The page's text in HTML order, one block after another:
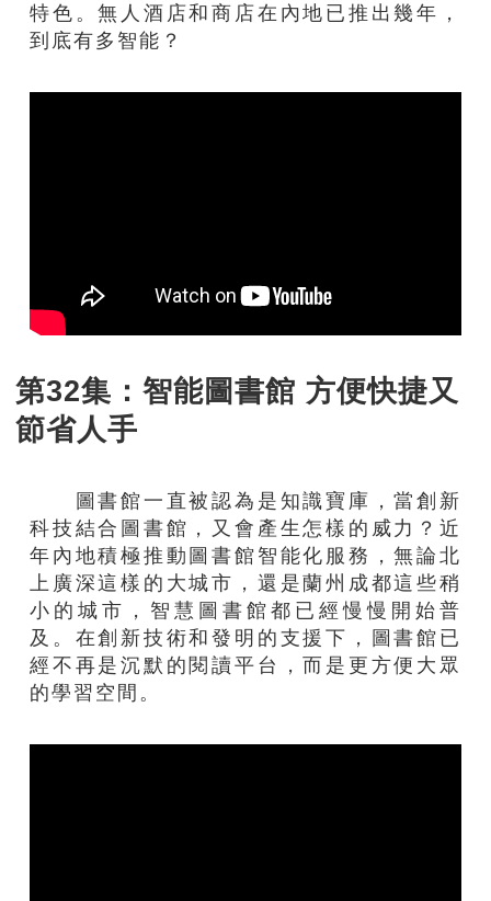
特色。無人酒店和商店在內地已推出幾年，
到底有多智能？
第32集：智能圖書館 方便快捷又
節省人手
圖書館一直被認為是知識寶庫，當創新
科技結合圖書館，又會產生怎樣的威力？近
年內地積極推動圖書館智能化服務，無論北
上廣深這樣的大城市，還是蘭州成都這些稍
小的城市，智慧圖書館都已經慢慢開始普
及。在創新技術和發明的支援下，圖書館已
經不再是沉默的閱讀平台，而是更方便大眾
的學習空間。